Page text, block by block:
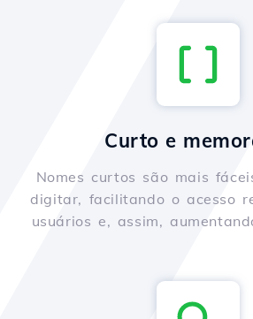
Curto e
Nomes curtos são mais
digitar, facilitando o acesso
usuários e, assim,